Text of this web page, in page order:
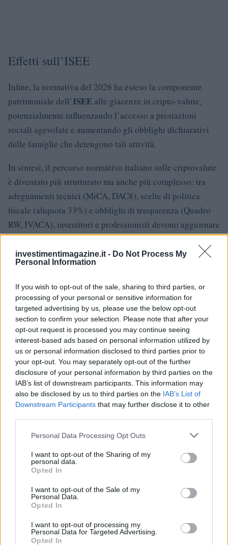
investimentimagazine.it - Do Not Process My
Personal Information
If you wish to opt-out of the sale, sharing to third parties, or
processing of your personal or sensitive information for
targeted advertising by us, please use the below opt-out
section to confirm your selection. Please note that after your
opt-out request is processed you may continue seeing
interest-based ads based on personal information utilized by
us or personal information disclosed to third parties prior to
your opt-out. You may separately opt-out of the further
disclosure of your personal information by third parties on the
IAB’s list of downstream participants. This information may
also be disclosed by us to third parties on the IAB’s List of
Downstream Participants that may further disclose it to other
Please note that this website/app uses one or more Google
not limited to your visit or usage behaviour. You may click to
grant or deny consent to Google and its third-party tags to
use your data for below specified purposes in below Google
consent section.
Personal Data Processing Opt Outs
I want to opt-out of the Sharing of my
personal data.
Opted In
I want to opt-out of the Sale of my
Personal Data.
Opted In
I want to opt-out of processing my
Personal Data for Targeted Advertising.
Opted In
Effetti sull’ISEE
Infine, la normativa del 2026 ha esteso la componente
patrimoniale dell’ISEE alle giacenze in cripto-valute,
potenzialmente influenzando l’accesso a prestazioni
sociali agevolate e aumentando gli obblighi dichiarativi
delle famiglie che detengono tali attività.
In sintesi, il percorso normativo italiano sulle criptovalute
è diventato più strutturato ma anche più complesso: tra
adeguamenti tecnici (MiCA, DAC8), scelte di politica
fiscale (aliquota 33%) e obblighi di trasparenza (Quadro
RW, IVACA), investitori e professionisti devono aggiornare
prassi e sistemi contabili per garantire conformità e gestire
correttamente l’impatto fiscale delle operazioni in
criptovalute.
AUTORE
Edoardo Vitali
Edoardo Vitali ha coordinato la copertura della
ristrutturazione del mercato ittico di Palermo,
sostenendo la linea editoriale sulla trasparenza
fiscale. Capo redattore economia, porta in
redazione un tratto pragmatico e un dettaglio
personale: conserva ancora taccuini degli
incontri in Sala delle Lapidi.